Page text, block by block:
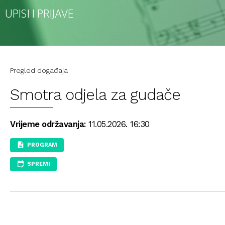
UPISI I PRIJAVE
Pregled događaja
Smotra odjela za gudače
Vrijeme održavanja:11.05.2026. 16:30
PROGRAM
SPREMI